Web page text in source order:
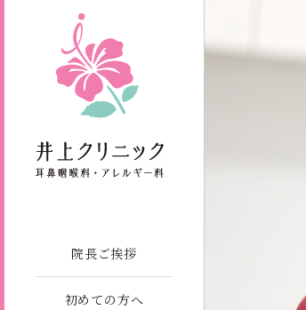
院長ご挨拶
初めての方へ